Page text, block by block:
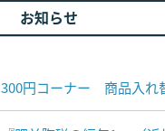
お知らせ
300円コーナー 商品入れ